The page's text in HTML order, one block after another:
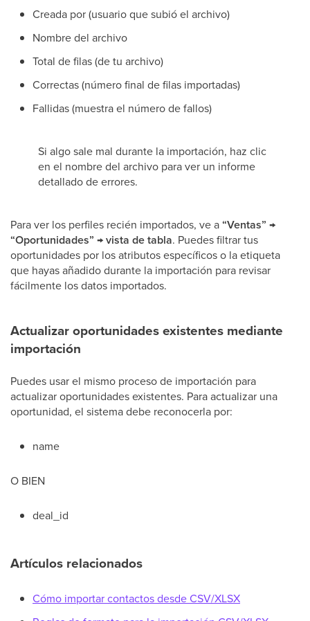
Creada por (usuario que subió el archivo)
Nombre del archivo
Total de filas (de tu archivo)
Correctas (número final de filas importadas)
Fallidas (muestra el número de fallos)
Si algo sale mal durante la importación, haz clic
en el nombre del archivo para ver un informe
detallado de errores.
Para ver los perfiles recién importados, ve a“Ventas” →
“Oportunidades” → vista de tabla. Puedes filtrar tus
oportunidades por los atributos específicos o la etiqueta
que hayas añadido durante la importación para revisar
fácilmente los datos importados.
Actualizar oportunidades existentes mediante
importación
Puedes usar el mismo proceso de importación para
actualizar oportunidades existentes. Para actualizar una
oportunidad, el sistema debe reconocerla por:
name
O BIEN
deal_id
Artículos relacionados
Cómo importar contactos desde CSV/XLSX